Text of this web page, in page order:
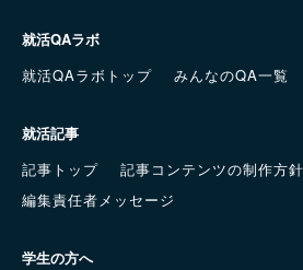
就活QAラボ
就活QAラボトップ
みんなのQA一覧
就活記事
記事トップ
記事コンテンツの制作方針
編集責任者メッセージ
学生の方へ